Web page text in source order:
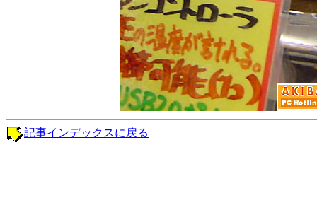
記事インデックスに戻る